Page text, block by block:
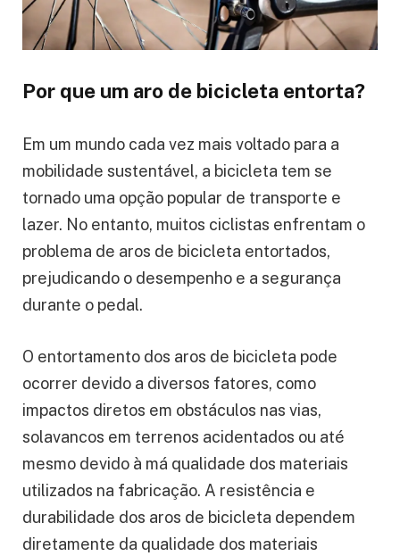
Por que um aro de bicicleta entorta?
Em um mundo cada vez mais voltado para a
mobilidade sustentável, a bicicleta tem se
tornado uma opção popular de transporte e
lazer. No entanto, muitos ciclistas enfrentam o
problema de aros de bicicleta entortados,
prejudicando o desempenho e a segurança
durante o pedal.
O entortamento dos aros de bicicleta pode
ocorrer devido a diversos fatores, como
impactos diretos em obstáculos nas vias,
solavancos em terrenos acidentados ou até
mesmo devido à má qualidade dos materiais
utilizados na fabricação. A resistência e
durabilidade dos aros de bicicleta dependem
diretamente da qualidade dos materiais